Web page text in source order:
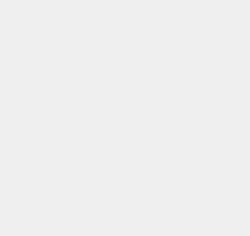
Navajenost nekaterih psov na
evfemizma za delno prebavljeno
okusnosti suhe hrane za mačke in
Čeprav je navajenost običajno
dolgotrajno hranjeni s komercialno
apetit, ne da bi škodilo zdravim
na 80 % in 20 % še za nekaj dni.
prebavnih encimov (kolikor je to
Skrbniki psov bi morali s svojim
nemirom, dvomi, skrbmi). Ne
mentalno povezavo. Pomaga
spirulina. Pomaga lahko tudi nežno
Najpomembnejša dejavnika za